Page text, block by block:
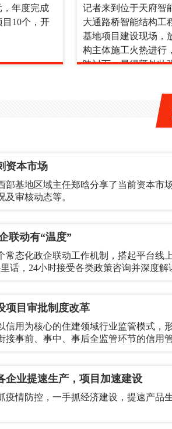
，年度完成
目10个，开
记者来到位于天府智
大通路桥智能结构工
基地项目建设现场，
构主体施工火热进行
映衬下，显得额外壮
资本市场
部基地区域主任郑晗分享了当前资本市
及审核动态等。
联动有“温度”
常态化政企联动工作机制，搭起平台线
话，24小时接受各类政策咨询并深度解
项目审批制度改革
信用为核心的住建领域行业监管模式，
接事前、事中、事后全监管环节的信用管
企业提速生产，项目加速建设
疫情防控，一手抓经济建设，提速产品